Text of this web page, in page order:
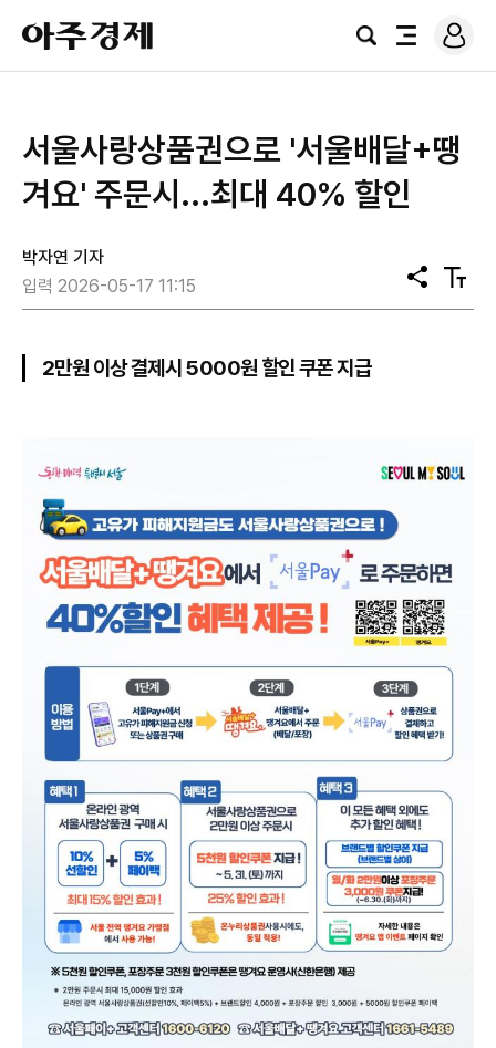
아
주
경
검
전
로
그
서울사랑상품권으로 '서울배달+땡
겨요' 주문시...최대 40% 할인
박자연 기자
입력 2026-05-17 11:15
공
유
텍
스
2만원 이상 결제시 5000원 할인 쿠폰 지급